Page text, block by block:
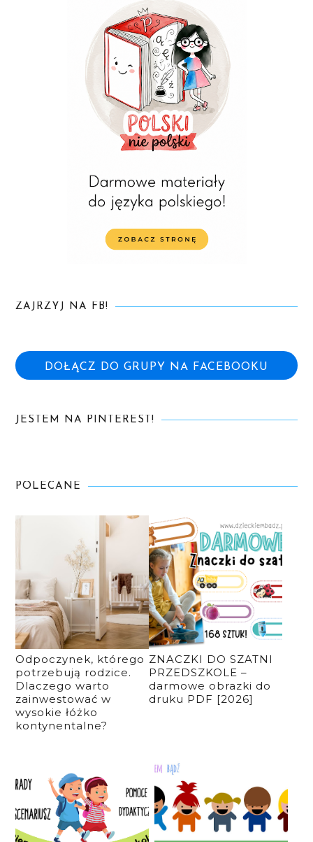
ZAJRZYJ NA FB!
DOŁĄCZ DO GRUPY NA FACEBOOKU
JESTEM NA PINTEREST!
POLECANE
Odpoczynek, którego
potrzebują rodzice.
Dlaczego warto
zainwestować w
wysokie łóżko
kontynentalne?
ZNACZKI DO SZATNI
PRZEDSZKOLE –
darmowe obrazki do
druku PDF [2026]